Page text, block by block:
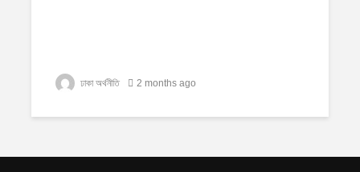
ঢাকা অর্থনীতি 2 months ago